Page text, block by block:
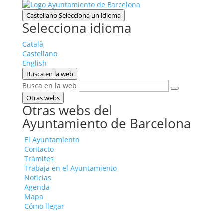
Castellano Selecciona un idioma
Selecciona idioma
Català
Castellano
English
Busca en la web
Busca en la web
Otras webs
Otras webs del
Ayuntamiento de Barcelona
El Ayuntamiento
Contacto
Trámites
Trabaja en el Ayuntamiento
Noticias
Agenda
Mapa
Cómo llegar